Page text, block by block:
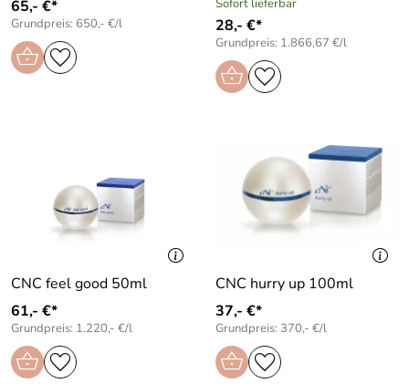
65,- €*
Grundpreis: 650,- €/l
Sofort lieferbar
28,- €*
Grundpreis: 1.866,67 €/l
CNC feel good 50ml
61,- €*
Grundpreis: 1.220,- €/l
CNC hurry up 100ml
37,- €*
Grundpreis: 370,- €/l